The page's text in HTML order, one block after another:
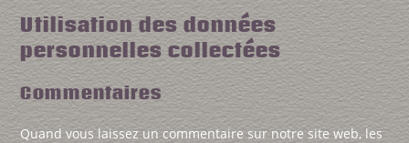
Utilisation des données
personnelles collectées
Commentaires
Quand vous laissez un commentaire sur notre site web, les